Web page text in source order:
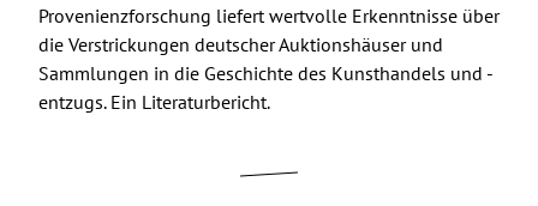
Provenienzforschung liefert wertvolle Erkenntnisse über
die Verstrickungen deutscher Auktionshäuser und
Sammlungen in die Geschichte des Kunsthandels und -
entzugs. Ein Literaturbericht.